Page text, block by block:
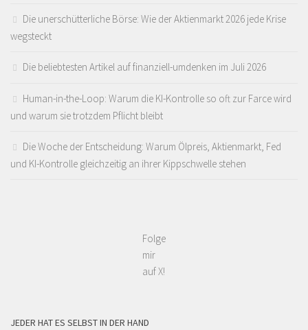
Die unerschütterliche Börse: Wie der Aktienmarkt 2026 jede Krise
wegsteckt
Die beliebtesten Artikel auf finanziell-umdenken im Juli 2026
Human-in-the-Loop: Warum die KI-Kontrolle so oft zur Farce wird
und warum sie trotzdem Pflicht bleibt
Die Woche der Entscheidung: Warum Ölpreis, Aktienmarkt, Fed
und KI-Kontrolle gleichzeitig an ihrer Kippschwelle stehen
Folge
mir
auf X!
JEDER HAT ES SELBST IN DER HAND